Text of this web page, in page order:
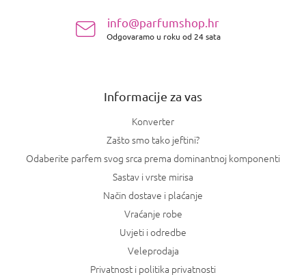
info@parfumshop.hr
Odgovaramo u roku od 24 sata
Informacije za vas
Konverter
Zašto smo tako jeftini?
Odaberite parfem svog srca prema dominantnoj komponenti
Sastav i vrste mirisa
Način dostave i plaćanje
Vraćanje robe
Uvjeti i odredbe
Veleprodaja
Privatnost i politika privatnosti